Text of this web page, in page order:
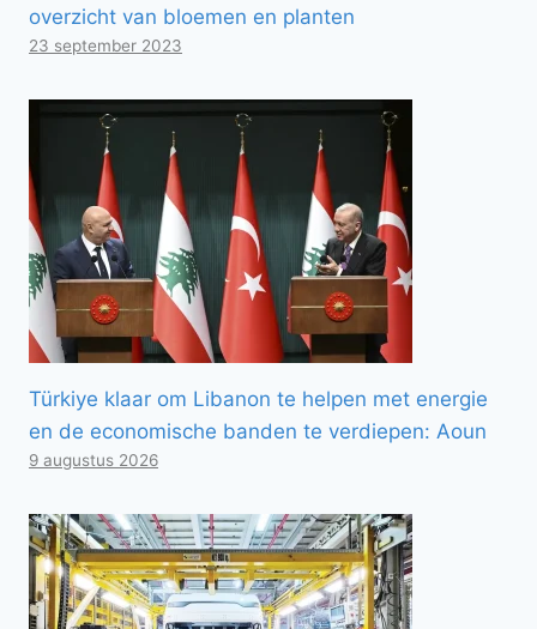
overzicht van bloemen en planten
23 september 2023
Türkiye klaar om Libanon te helpen met energie
en de economische banden te verdiepen: Aoun
9 augustus 2026